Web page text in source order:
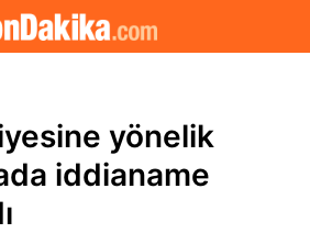
yönelik
iddianame